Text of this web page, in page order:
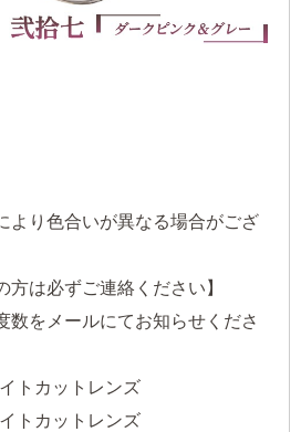
より色合いが異なる場合がござ
方は必ずご連絡ください】
数をメールにてお知らせくださ
トカットレンズ
トカットレンズ